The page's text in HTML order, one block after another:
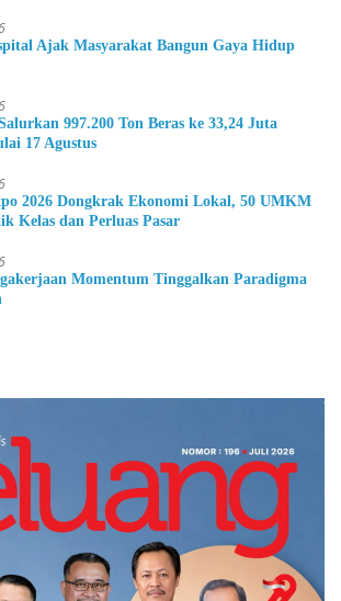
Ajak Masyarakat Bangun Gaya Hidup
997.200 Ton Beras ke 33,24 Juta
17 Agustus
2026 Dongkrak Ekonomi Lokal, 50 UMKM
Kelas dan Perluas Pasar
Momentum Tinggalkan Paradigma